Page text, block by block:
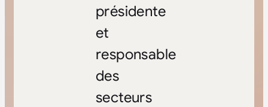
présidente
et
responsable
des
secteurs